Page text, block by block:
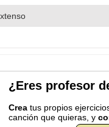
¿Eres profesor
Creatus propios
canción que quieras, y